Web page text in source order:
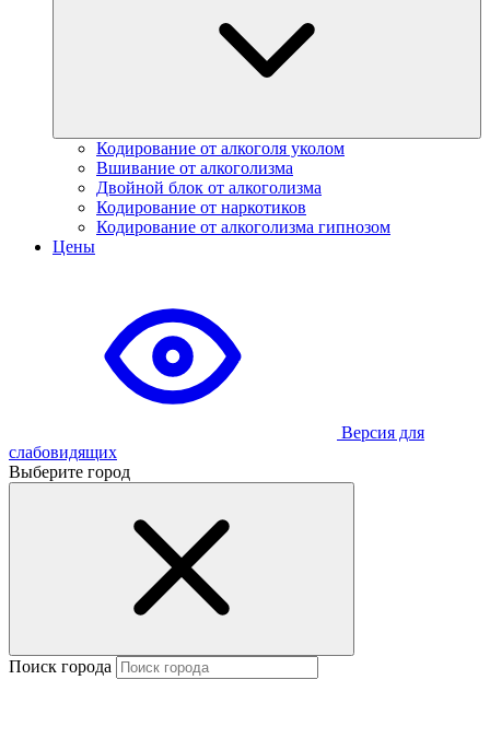
Кодирование от алкоголя уколом
Вшивание от алкоголизма
Двойной блок от алкоголизма
Кодирование от наркотиков
Кодирование от алкоголизма гипнозом
Цены
Версия для
слабовидящих
Выберите город
Поиск города